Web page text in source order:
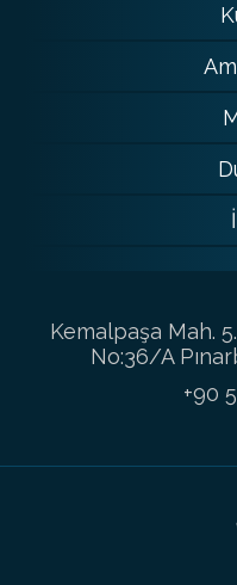
Kemalpaşa Mah.
No:36/A
+90